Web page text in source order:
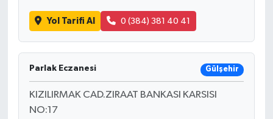
Yol Tarifi Al 0 (384) 381 40 41
Parlak Eczanesi Gülşehir
KIZILIRMAK CAD.ZIRAAT BANKASI KARSISI
NO:17